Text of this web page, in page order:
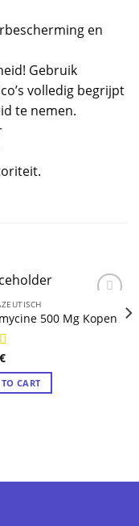
en
Gebruik
volledig begrijpt
te nemen.
500 Mg Kopen
4.78
€
CART